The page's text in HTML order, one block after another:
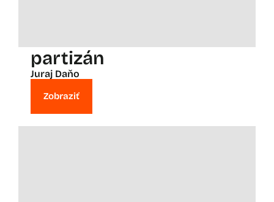
partizán
Juraj Daňo
Zobraziť